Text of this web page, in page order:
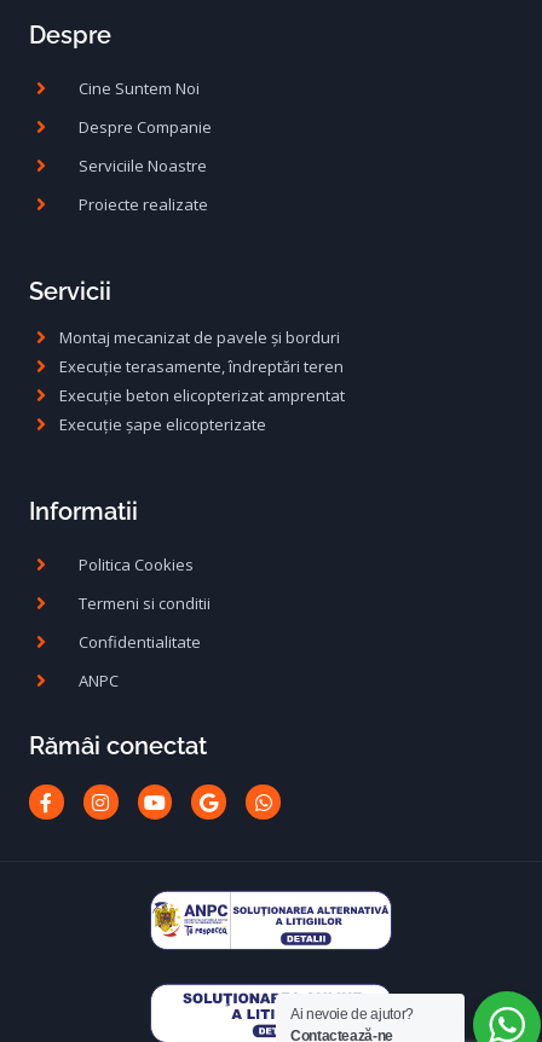
Despre
Cine Suntem Noi
Despre Companie
Serviciile Noastre
Proiecte realizate
Servicii
Montaj mecanizat de pavele și borduri
Execuție terasamente, îndreptări teren
Execuție beton elicopterizat amprentat
Execuție șape elicopterizate
Informatii
Politica Cookies
Termeni si conditii
Confidentialitate
ANPC
Rămâi conectat
Facebook-
f
Instagram
YoutubeGoogleWhatsapp
Ai nevoie de ajutor?
Contactează-ne